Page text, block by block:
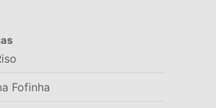
Fofinha